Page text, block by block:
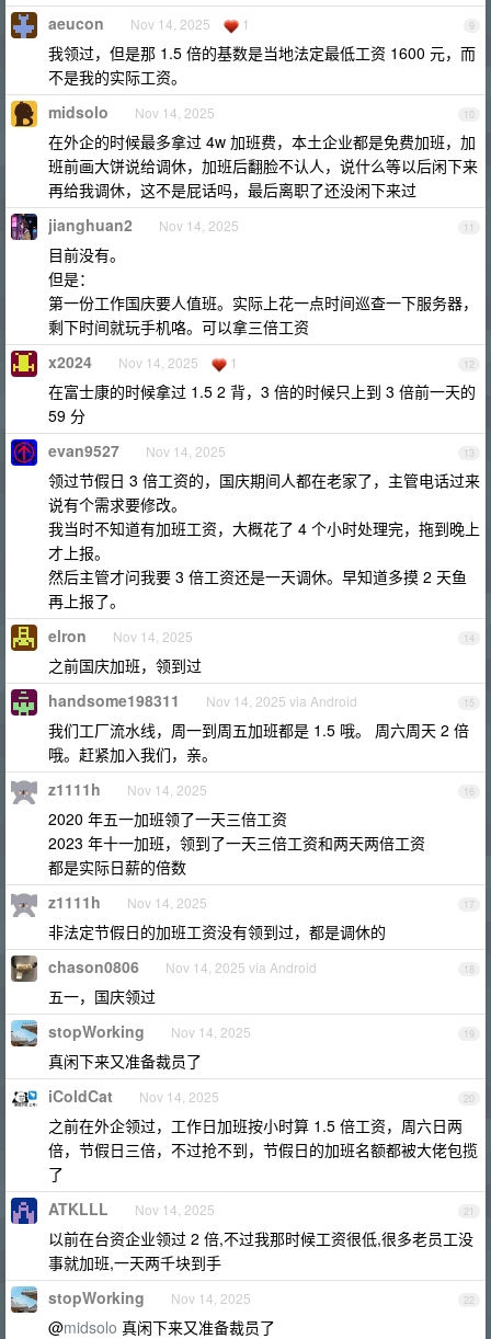
9
aeucon Nov 14, 2025 1
我领过，但是那 1.5 倍的基数是当地法定最低工资 1600 元，而
不是我的实际工资。
10
midsolo Nov 14, 2025
在外企的时候最多拿过 4w 加班费，本土企业都是免费加班，加
班前画大饼说给调休，加班后翻脸不认人，说什么等以后闲下来
再给我调休，这不是屁话吗，最后离职了还没闲下来过
11
jianghuan2 Nov 14, 2025
目前没有。
但是：
第一份工作国庆要人值班。实际上花一点时间巡查一下服务器，
剩下时间就玩手机咯。可以拿三倍工资
12
x2024 Nov 14, 2025 1
在富士康的时候拿过 1.5 2 背，3 倍的时候只上到 3 倍前一天的
59 分
13
evan9527 Nov 14, 2025
领过节假日 3 倍工资的，国庆期间人都在老家了，主管电话过来
说有个需求要修改。
我当时不知道有加班工资，大概花了 4 个小时处理完，拖到晚上
才上报。
然后主管才问我要 3 倍工资还是一天调休。早知道多摸 2 天鱼
再上报了。
14
elron Nov 14, 2025
之前国庆加班，领到过
15
handsome198311 Nov 14, 2025 via Android
我们工厂流水线，周一到周五加班都是 1.5 哦。 周六周天 2 倍
哦。赶紧加入我们，亲。
16
z1111h Nov 14, 2025
2020 年五一加班领了一天三倍工资
2023 年十一加班，领到了一天三倍工资和两天两倍工资
都是实际日薪的倍数
17
z1111h Nov 14, 2025
非法定节假日的加班工资没有领到过，都是调休的
18
chason0806 Nov 14, 2025 via Android
五一，国庆领过
19
stopWorking Nov 14, 2025
真闲下来又准备裁员了
20
iColdCat Nov 14, 2025
之前在外企领过，工作日加班按小时算 1.5 倍工资，周六日两
倍，节假日三倍，不过抢不到，节假日的加班名额都被大佬包揽
了
21
ATKLLL Nov 14, 2025
以前在台资企业领过 2 倍,不过我那时候工资很低,很多老员工没
事就加班,一天两千块到手
22
stopWorking Nov 14, 2025
@midsolo 真闲下来又准备裁员了